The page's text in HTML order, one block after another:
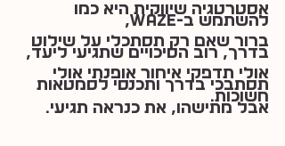
אסטרטגיה שיווקית היא כמו
להשתמש ב-Waze,
ברור שאם רק תסתכלי על שילוט
בדרך, רוב הסיכויים שתגיעי ליעד,
אולי תדפקי איחור אופנתי אולי
תסתבכי בדרך ותכנסי לסמטאות
חשוכות…
אבל מתישהו, את כנראה תגיעי.